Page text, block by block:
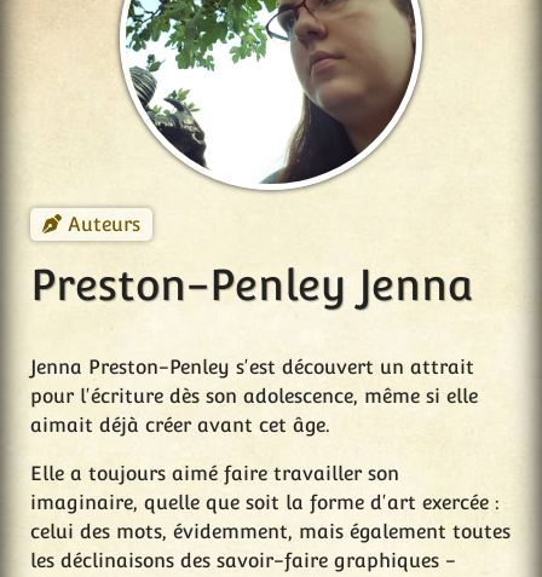
Auteurs
Preston-Penley Jenna
Jenna Preston-Penley s'est découvert un attrait
pour l'écriture dès son adolescence, même si elle
aimait déjà créer avant cet âge.
Elle a toujours aimé faire travailler son
imaginaire, quelle que soit la forme d'art exercée :
celui des mots, évidemment, mais également toutes
les déclinaisons des savoir-faire graphiques -